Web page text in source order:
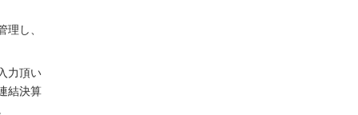
し、
力頂い
結決算